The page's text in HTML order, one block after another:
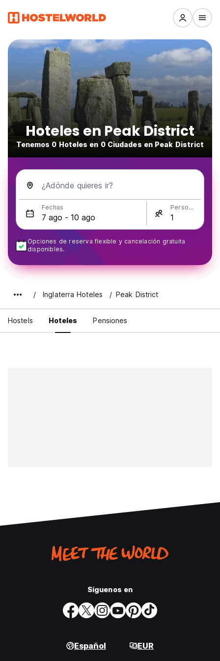
Hoteles en Peak District
Tenemos 0 Hoteles en 0 Ciudades en Peak District
¿Adónde quieres ir?
Fechas Personas
Opciones de reserva flexible y cancelación gratuita
disponibles.
Inglaterra Hoteles Peak District
Hostels Hoteles Pensiones
Síguenos en
Español EUR